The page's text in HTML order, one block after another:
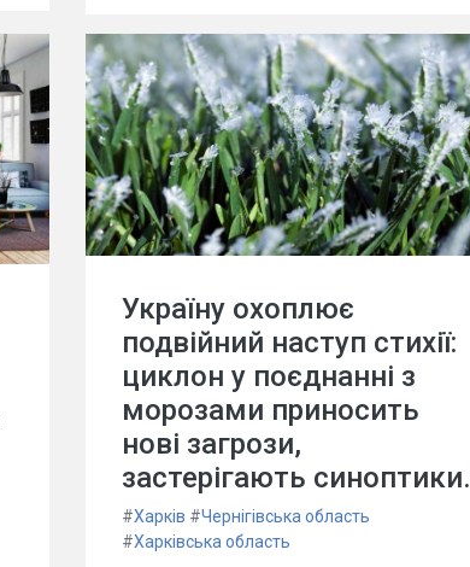
Україну охоплює
подвійний наступ стихії:
циклон у поєднанні з
морозами приносить
нові загрози,
застерігають синоптики.
#Харків #Чернігівська область
#Харківська область